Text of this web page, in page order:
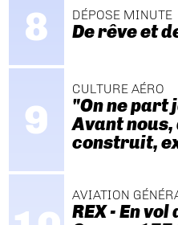
DÉPOSE MINUTE
De rêve et
CULTURE AÉRO
"On ne part
Avant nous,
construit,
AVIATION
REX - En